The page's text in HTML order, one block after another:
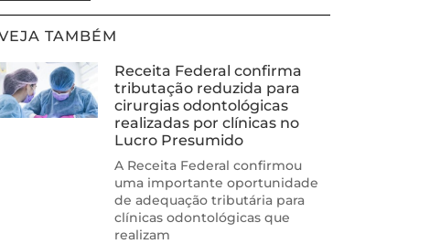
TAMBÉM
Receita Federal confirma
tributação reduzida para
cirurgias odontológicas
realizadas por clínicas no
Lucro Presumido
A Receita Federal confirmou
uma importante oportunidade
de adequação tributária para
clínicas odontológicas que
realizam